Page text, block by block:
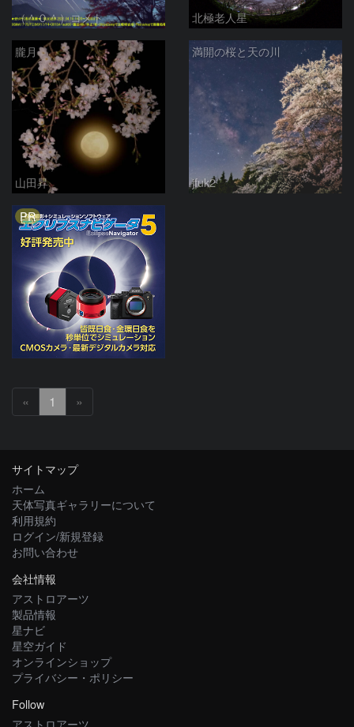
（＾０＾）コメト 北極老人星
朧月
山田昇
満開の桜と天の川
jfuk2
PR
« 1 »
サイトマップ
ホーム
天体写真ギャラリーについて
利用規約
ログイン/新規登録
お問い合わせ
会社情報
アストロアーツ
製品情報
星ナビ
星空ガイド
オンラインショップ
プライバシー・ポリシー
Follow
アストロアーツ